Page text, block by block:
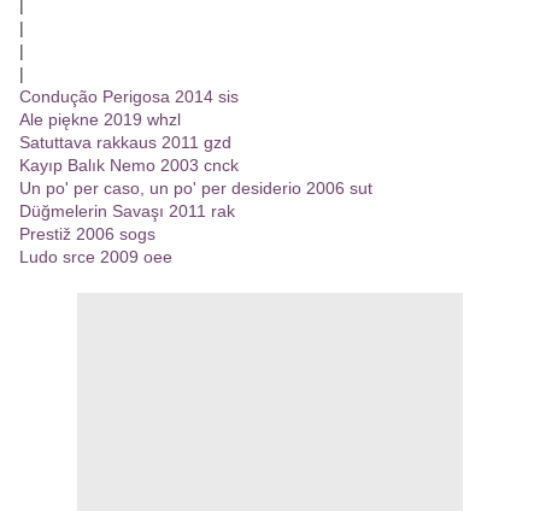
|
|
|
|
Condução Perigosa 2014 sis
Ale piękne 2019 whzl
Satuttava rakkaus 2011 gzd
Kayıp Balık Nemo 2003 cnck
Un po' per caso, un po' per desiderio 2006 sut
Düğmelerin Savaşı 2011 rak
Prestiž 2006 sogs
Ludo srce 2009 oee